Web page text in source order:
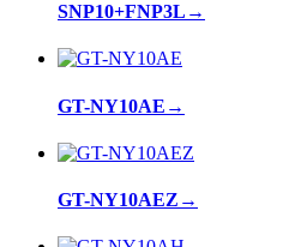
SNP10+FNP3L →
GT-NY10AE →
GT-NY10AEZ →